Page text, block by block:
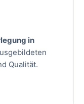
in
Qualität.